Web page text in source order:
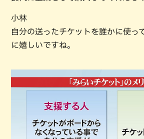
小林
自分の送ったチケットを誰かに使っ
に嬉しいですね。